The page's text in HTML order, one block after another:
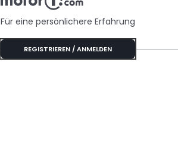
Specials
Für eine persönlichere Erfahrung
REGISTRIEREN / ANMELDEN